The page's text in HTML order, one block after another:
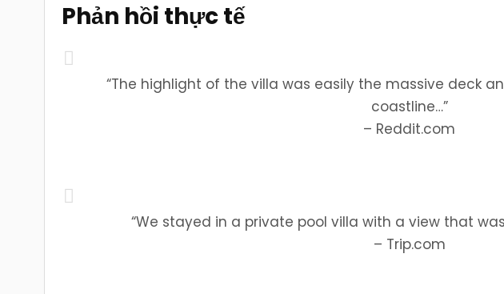
‍‍ Phản hồi thực tế
“The highlight of the villa was easily the massive deck
coastline…”
– Reddit.com
“We stayed in a private pool villa with a view that
– Trip.com